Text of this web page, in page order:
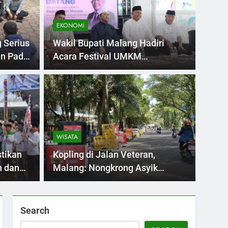
Veteran, Malang:
Sambil Nikmati
Malang, kini jadi perbincangan hangat
Serius
Pada
EKONOMI
Wakil Bupati Malang Hadiri
Acara Festival UMKM
Santripreneur, Masyarakat
Menabung Perkuat Ekonomi
Daerah
dan
WISATA
Kopling di Jalan Veteran,
Malang: Nongkrong Asyik
Sambil Nikmati Kopi Kekinian
Search